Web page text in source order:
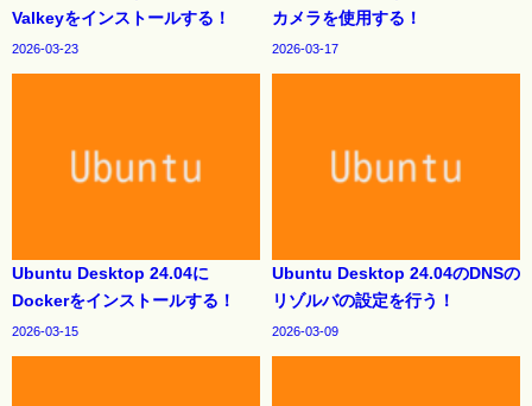
Valkeyをインストールする！
2026-03-23
カメラを使用する！
2026-03-17
Ubuntu Desktop 24.04に
Dockerをインストールする！
2026-03-15
Ubuntu Desktop 24.04のDNSの
リゾルバの設定を行う！
2026-03-09